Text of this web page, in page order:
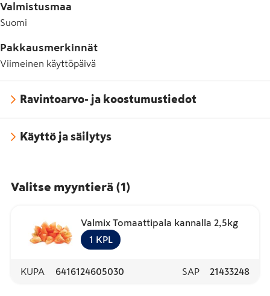
Valmistusmaa
Suomi
Pakkausmerkinnät
Viimeinen käyttöpäivä
Ravintoarvo- ja koostumustiedot
Käyttö ja säilytys
Valitse myyntierä (1)
Valmix Tomaattipala kannalla 2,5kg
1 KPL
KUPA 6416124605030 SAP 21433248